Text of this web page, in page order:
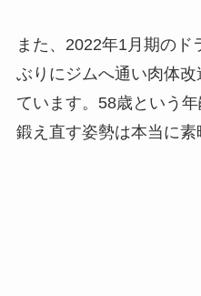
また、2022年1月期の
ぶりにジムへ通い肉体
ています。58歳という
鍛え直す姿勢は本当に素